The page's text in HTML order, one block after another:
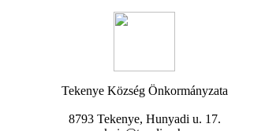
Tekenye Község Önkormányzata
8793 Tekenye, Hunyadi u. 17.